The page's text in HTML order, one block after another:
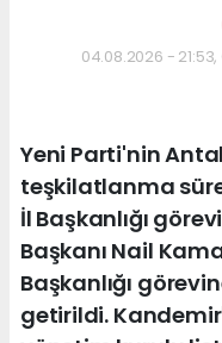
04.08.2026 -
Yeni Parti'nin
teşkilatlanma
İl Başkanlığı
Başkanı Nail
Başkanlığı
getirildi.